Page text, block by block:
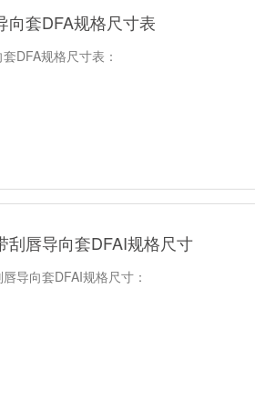
向套DFA规格尺寸表
DFA规格尺寸表：
刮唇导向套DFAI规格尺寸
导向套DFAI规格尺寸：